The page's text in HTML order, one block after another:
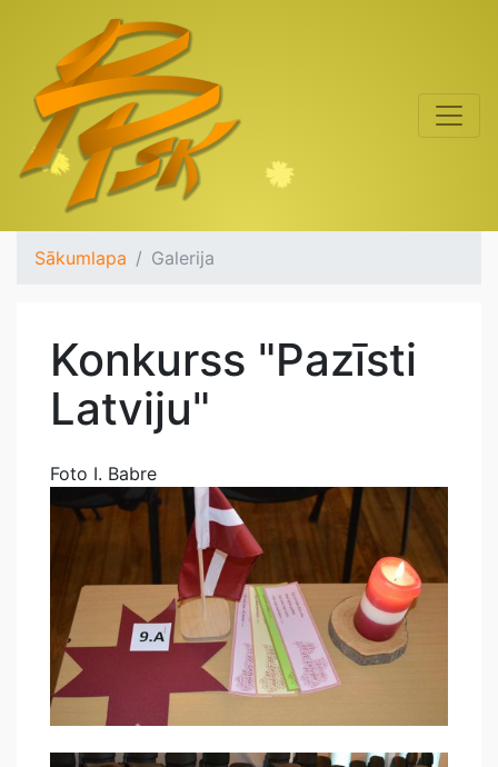
Sākumlapa Galerija
Konkurss "Pazīsti
Latviju"
Foto I. Babre